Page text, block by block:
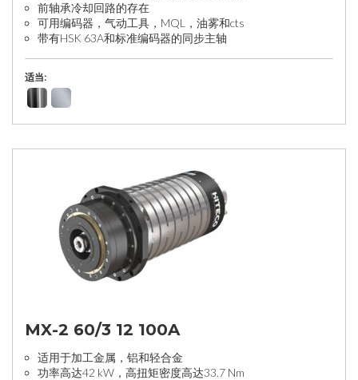
前轴承冷却回路的存在
可用编码器，气动工具，MQL，油雾和cts
带有HSK 63A和标准编码器的同步主轴
适当:
MX-2 60/3 12 100A
适用于加工金属，铝和轻合金
功率高达42 kW，高扭矩密度高达33.7 Nm